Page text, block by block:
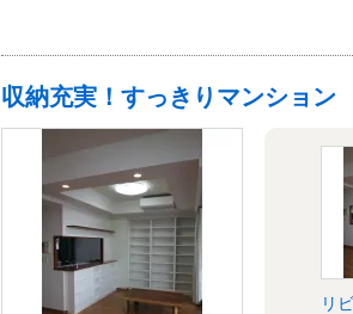
収納充実！すっきりマンション
リ